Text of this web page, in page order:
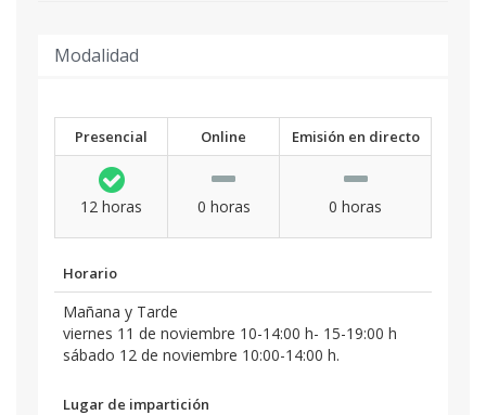
Modalidad
Presencial Online Emisión en directo
12 horas 0 horas 0 horas
Horario
Mañana y Tarde
viernes 11 de noviembre 10-14:00 h- 15-19:00 h
sábado 12 de noviembre 10:00-14:00 h.
Lugar de impartición